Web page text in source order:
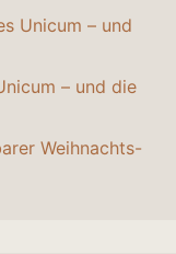
Unicum – und
– und die
Weihnachts-